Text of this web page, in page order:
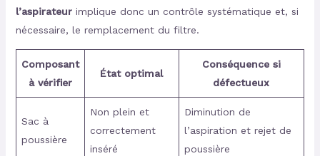
l’aspirateurimplique donc un contrôle systématique et, si
nécessaire, le remplacement du filtre.
Composant
à vérifier
État optimal
Conséquence si
défectueux
Sac à
poussière
Non plein et
correctement
inséré
Diminution de
l’aspiration et rejet de
poussière